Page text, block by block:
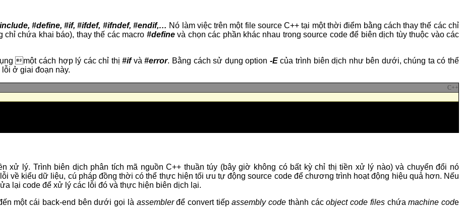
#define, #if, #ifdef, #ifndef, #endif,… Nó làm việc trên một file source C++ tại một thời điểm bằng cách thay thế các chỉ
chứa khai báo), thay thế các macro #definevà chọn các phần khác nhau trong source code để biên dịch tùy thuộc vào các
một cách hợp lý các chỉ thị#ifvà#error. Bằng cách sử dụng option -Ecủa trình biên dịch như bên dưới, chúng ta có thể
ở giai đoạn này.
C++
xử lý. Trình biên dịch phân tích mã nguồn C++ thuần túy (bây giờ không có bất kỳ chỉ thị tiền xử lý nào) và chuyển đổi nó
về kiểu dữ liệu, cú pháp đồng thời có thể thực hiện tối ưu tự động source code để chương trình hoạt động hiệu quả hơn. Nếu
lại code để xử lý các lỗi đó và thực hiện biên dịch lại.
một cái back-end bên dưới gọi là assemblerđể convert tiếpassembly code thành cácobject code fileschứamachine code